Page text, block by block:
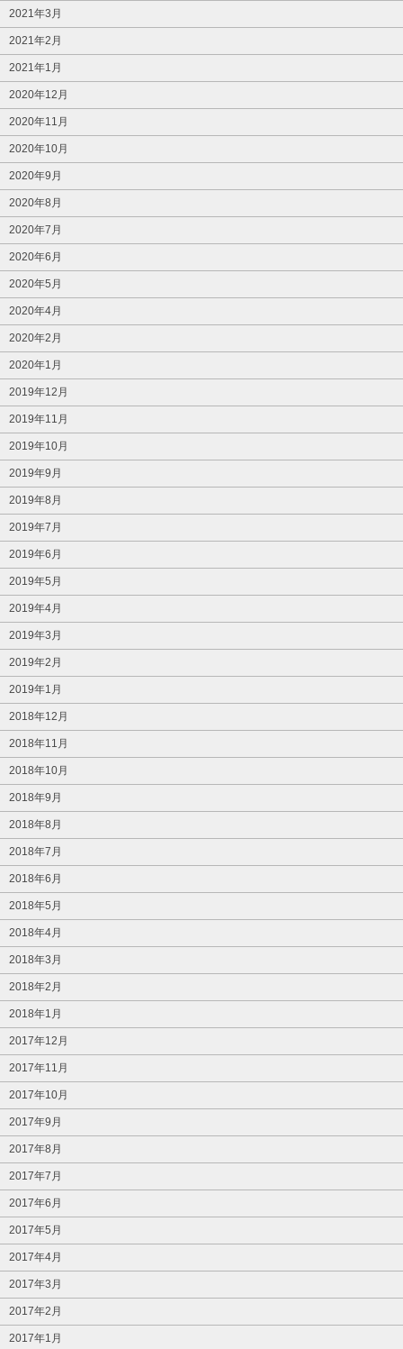
2021年3月
2021年2月
2021年1月
2020年12月
2020年11月
2020年10月
2020年9月
2020年8月
2020年7月
2020年6月
2020年5月
2020年4月
2020年2月
2020年1月
2019年12月
2019年11月
2019年10月
2019年9月
2019年8月
2019年7月
2019年6月
2019年5月
2019年4月
2019年3月
2019年2月
2019年1月
2018年12月
2018年11月
2018年10月
2018年9月
2018年8月
2018年7月
2018年6月
2018年5月
2018年4月
2018年3月
2018年2月
2018年1月
2017年12月
2017年11月
2017年10月
2017年9月
2017年8月
2017年7月
2017年6月
2017年5月
2017年4月
2017年3月
2017年2月
2017年1月